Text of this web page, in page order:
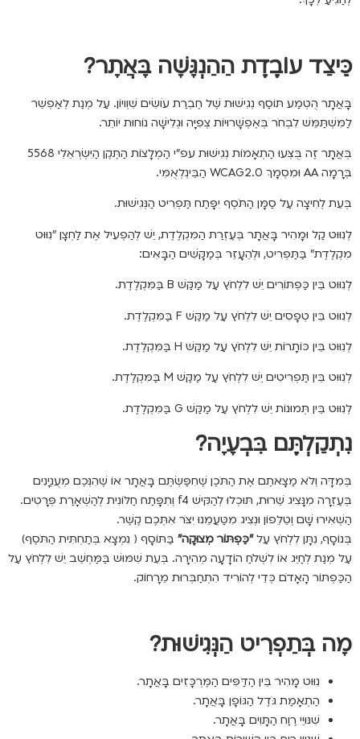
כֵּיצַד עוֹבֶדֶת הַהַנְגָּשָׁה בָּאֲתָר?
בָּאֲתָר הֻטְמַע תּוֹסַף נְגִישׁוּת שֶׁל חֶבְרַת עוֹשִׂים שִׁוְויוֹן. עַל מְנַת לְאַפְשֵׁר
לַמִּשְׁתַּמֵּשׁ לִבְחֹר בְּאֶפְשָׁרוּיוֹת צְפִיָּה וּגְלִישָׁה נוֹחוּת יוֹתֵר.
בְּאֲתָר זֶה בֻּצְּעוּ הַתְאָמוֹת נְגִישׁוּת עפ"י הַמְלָצוֹת הַתֶּקֶן הַיִּשְׂרְאֵלִי 5568
בְּרָמָה AA וּמִסְמָךְ WCAG2.0 הַבֵּינְלְאֻמִּי.
בְּעֵת לְחִיצָה עַל סַמָּן הַתֹּסֶף יִפָּתַח תַּפְרִיט הַנְּגִישׁוּת.
לְנִוּוּט קַל וּמָהִיר בָּאֲתָר בְּעֶזְרַת הַמִּקְלֶדֶת, יֵשׁ לְהַפְעִיל אֶת לַחְצָן "נִוּוּט
מִקְלֶדֶת" בַּתַּפְרִיט, וּלְהֵעָזֵר בְּמַקָּשִׁים הַבָּאִים:
לְנִוּוּט בֵּין כַּפְתּוֹרִים יֵשׁ לִלְחֹץ עַל מַקַּשׁ B בַּמִּקְלֶדֶת.
לְנִוּוּט בֵּין טְפָסִים יֵשׁ לִלְחֹץ עַל מַקַּשׁ F בַּמִּקְלֶדֶת.
לְנִוּוּט בֵּין כּוֹתָרוֹת יֵשׁ לִלְחֹץ עַל מַקַּשׁ H בַּמִּקְלֶדֶת.
לְנִוּוּט בֵּין תַּפְרִיטִים יֵשׁ לִלְחֹץ עַל מַקַּשׁ M בַּמִּקְלֶדֶת.
לְנִוּוּט בֵּין תְּמוּנוֹת יֵשׁ לִלְחֹץ עַל מַקַּשׁ G בַּמִּקְלֶדֶת.
נִתְקַלְתֶּם בִּבְעָיָה?
בְּמִדָּה וְלֹא מַצָאתֶם אֶת הַתֹּכֶן שֶׁחִפַּשְׂתֶּם בָּאֲתָר אוֹ שֶׁהִנְּכֶם מְעֻנְיָנִים
בְּעֶזְרָה מִנָּצִיג שֵׁרוּת, תּוּכְלוּ לְהַקִּישׁ f4 וְתִפָּתַח חַלּוֹנִית לְהַשְׁאָרַת פְּרָטִים.
הַשְׁאִירוּ שָׁם וְטֵלֵפוֹן וּנְצִיג מִטַּעֲמֵנוּ יִצֹּר אִתְּכֶם קֶשֶׁר.
בְּנוֹסָף, נִתָּן לִלְחֹץ עַל"כַּפְתּוֹר מְצוּקָה" בַּתּוֹסָף ( נִמְצָא בְּתַחְתִּית הַתֹּסֶף)
עַל מְנַת לְחַיֵּג אוֹ לִשְׁלֹחַ הוֹדָעָה מְהִירָה. בְּעֵת שִׁמּוּשׁ בַּמַּחְשֵׁב יֵשׁ לִלְחֹץ עַל
הַכַּפְתּוֹר הָאָדֹם כְּדֵי לְהוֹרִיד הִתְחַבְּרוּת מֵרָחוֹק.
מָה בְּתַפְרִיט הַנְּגִישׁוּת?
נִוּוּט מָהִיר בֵּין הַדַּפִּים הַמֶּרְכָּזִים בָּאֲתָר.
הַתְאָמַת גֹּדֶל הַגּוֹפָן בָּאֲתָר.
שִׁנּוּיֵי רֶוַח הַתָּוִים בָּאֲתָר.